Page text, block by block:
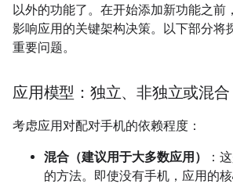
以外的功能了。在开始添加新功能之前
影响应用的关键架构决策。以下部分将
重要问题。
应用模型：独立、非独立或混合
考虑应用对配对手机的依赖程度：
混合（建议用于大多数应用）
：
的方法。即使没有手机，应用的